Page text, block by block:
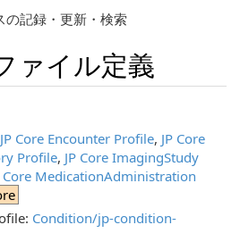
の記録・更新・検索
ァイル定義
JP Core Encounter Profile, JP Core
Profile, JP Core ImagingStudy
Core MedicationAdministration
Condition/jp-condition-